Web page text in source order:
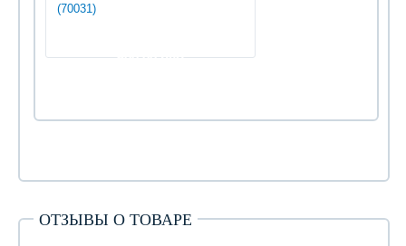
(70031)
600.00 руб
ОТЗЫВЫ О ТОВАРЕ